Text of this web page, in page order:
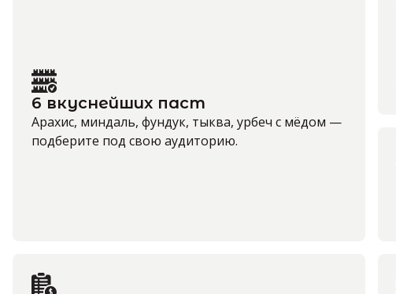
6 вкуснейших паст
Арахис, миндаль, фундук, тыква, урбеч с мёдом —
подберите под свою аудиторию.